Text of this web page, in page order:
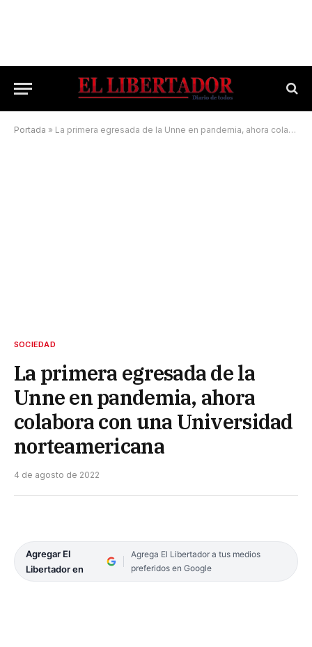
Portada » La primera egresada de la Unne en pandemia, ahora colabora con una Universidad norteamericana
SOCIEDAD
La primera egresada de la
Unne en pandemia, ahora
colabora con una Universidad
norteamericana
4 de agosto de 2022
Agregar El
Libertador en
Agrega El Libertador a tus medios
preferidos en Google